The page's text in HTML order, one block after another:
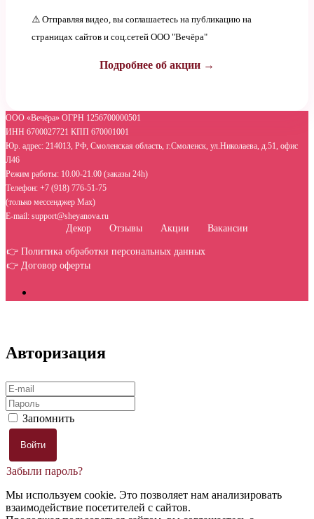
⚠️ Отправляя видео, вы соглашаетесь на публикацию на
страницах сайтов и соц.сетей ООО "Вечёра"
Подробнее об акции →
ООО «Вечёра» ОГРН 1256700000501
ИНН 6700027721 КПП 670001001
Юр. адрес: 214013, РФ, Смоленская область, г.Смоленск, ул.Николаева, д.51, офис
Л46
Режим работы: 10.00-21.00 (заказы 24h)
Телефон: +7 (918) 776-51-75
(только мессенджер Max)
E-mail: support@sheyanova.ru
Декор Отзывы Акции Вакансии
👉 Политика обработки персональных данных
👉 Договор оферты
Авторизация
Запомнить
Забыли пароль?
Мы используем cookie. Это позволяет нам анализировать
взаимодействие посетителей с сайтов.